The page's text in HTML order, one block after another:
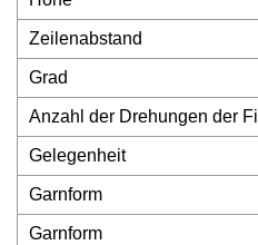
Zeilenabstand
Grad
Anzahl der Drehungen der
Gelegenheit
Garnform
Garnform